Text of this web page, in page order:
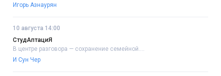
Игорь Азнаурян
10 августа 14:00
СтудАптациЯ
В центре разговора — сохранение семейной....
И Сун Чер